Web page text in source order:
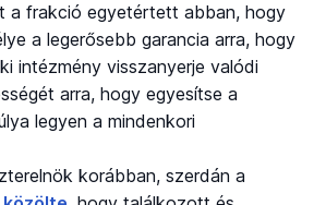
a frakció egyetértett abban, hogy
a legerősebb garancia arra, hogy
intézmény visszanyerje valódi
arra, hogy egyesítse a
legyen a mindenkori
korábban, szerdán a